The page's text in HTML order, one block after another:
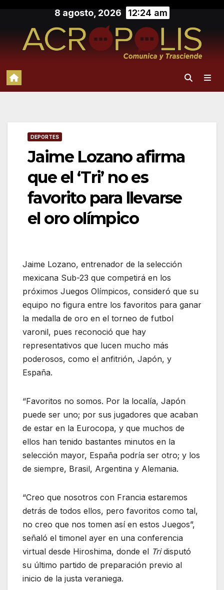
contenido
8 agosto, 2026 12:24 am
DEPORTES
Jaime Lozano afirma
que el ‘Tri’ no es
favorito para llevarse
el oro olímpico
Jaime Lozano, entrenador de la selección
mexicana Sub-23 que competirá en los
próximos Juegos Olímpicos, consideró que su
equipo no figura entre los favoritos para ganar
la medalla de oro en el torneo de futbol
varonil, pues reconoció que hay
representativos que lucen mucho más
poderosos, como el anfitrión, Japón, y
España.
“Favoritos no somos. Por la localía, Japón
puede ser uno; por sus jugadores que acaban
de estar en la Eurocopa, y que muchos de
ellos han tenido bastantes minutos en la
selección mayor, España podría ser otro; y los
de siempre, Brasil, Argentina y Alemania.
“Creo que nosotros con Francia estaremos
detrás de todos ellos, pero favoritos como tal,
no creo que nos tomen así en estos Juegos”,
señaló el timonel ayer en una conferencia
virtual desde Hiroshima, donde el Tridisputó
su último partido de preparación previo al
inicio de la justa veraniega.